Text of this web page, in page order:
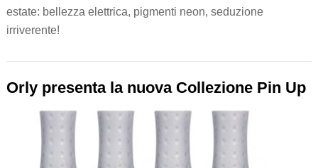
estate: bellezza elettrica, pigmenti neon, seduzione
irriverente!
Orly presenta la nuova Collezione Pin Up